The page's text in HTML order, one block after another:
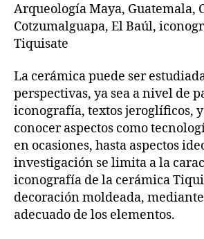
Arqueología Maya, Guatemala,
Cotzumalguapa, El Baúl,
Tiquisate
La cerámica puede ser
perspectivas, ya sea a nivel de
iconografía, textos jeroglíficos,
conocer aspectos como
en ocasiones, hasta aspectos
investigación se limita a la
iconografía de la cerámica
decoración moldeada,
adecuado de los elementos.